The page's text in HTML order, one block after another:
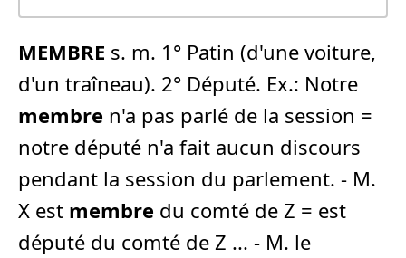
MEMBRE s. m. 1° Patin (d'une voiture,
d'un traîneau). 2° Député. Ex.: Notre
membre n'a pas parlé de la session =
notre député n'a fait aucun discours
pendant la session du parlement. - M.
X est membre du comté de Z = est
député du comté de Z ... - M. le